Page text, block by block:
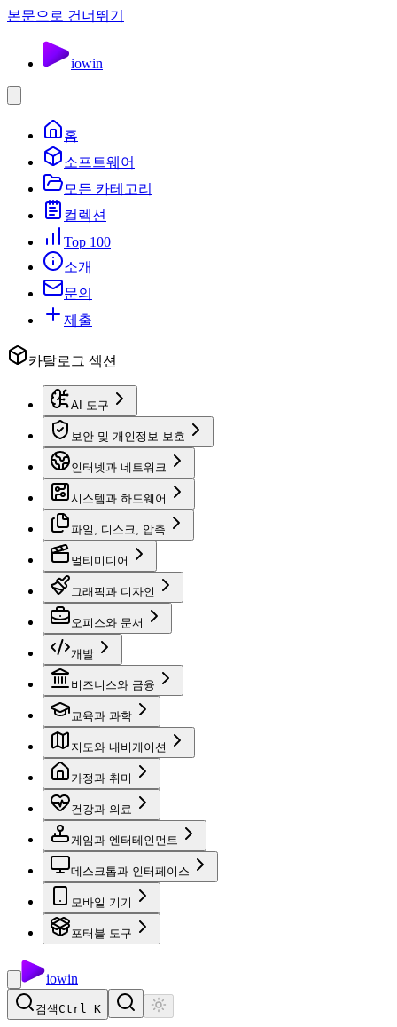
본문으로 건너뛰기
iowin
홈
소프트웨어
모든 카테고리
컬렉션
Top 100
소개
문의
제출
카탈로그 섹션
AI 도구
보안 및 개인정보 보호
인터넷과 네트워크
시스템과 하드웨어
파일, 디스크, 압축
멀티미디어
그래픽과 디자인
오피스와 문서
개발
비즈니스와 금융
교육과 과학
지도와 내비게이션
가정과 취미
건강과 의료
게임과 엔터테인먼트
데스크톱과 인터페이스
모바일 기기
포터블 도구
iowin
검색Ctrl K